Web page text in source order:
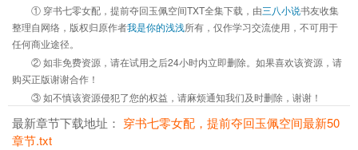
① 穿书七零女配，提前夺回玉佩空间TXT全集下载，由三八小说书友收集
整理自网络，版权归原作者我是你的浅浅所有，仅作学习交流使用，不可用于
任何商业途径。
② 如非免费资源，请在试用之后24小时内立即删除。如果喜欢该资源，请
购买正版谢谢合作！
③ 如不慎该资源侵犯了您的权益，请麻烦通知我们及时删除，谢谢！
最新章节下载地址： 穿书七零女配，提前夺回玉佩空间最新50
章节.txt